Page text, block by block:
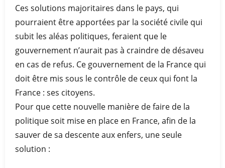
Ces solutions majoritaires dans le pays, qui
pourraient être apportées par la société civile qui
subit les aléas politiques, feraient que le
gouvernement n’aurait pas à craindre de désaveu
en cas de refus. Ce gouvernement de la France qui
doit être mis sous le contrôle de ceux qui font la
France : ses citoyens.
Pour que cette nouvelle manière de faire de la
politique soit mise en place en France, afin de la
sauver de sa descente aux enfers, une seule
solution :